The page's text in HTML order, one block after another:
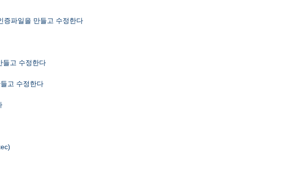
증파일을 만들고 수정한다
들고 수정한다
고 수정한다